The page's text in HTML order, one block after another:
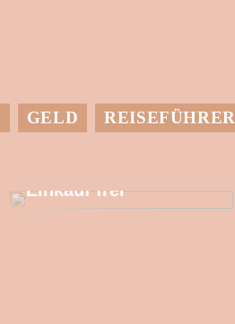
GELD REISEFÜHRER
Setzen Sie mehr
Einkauf frei